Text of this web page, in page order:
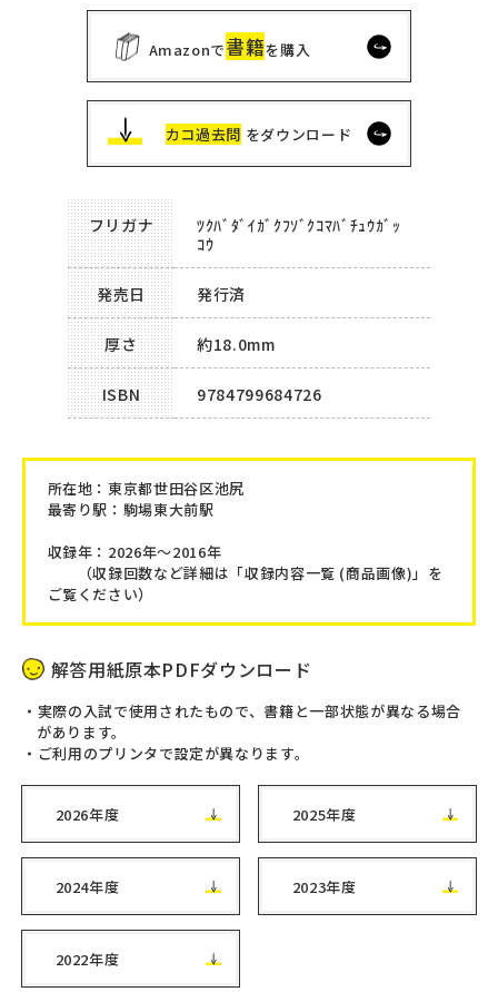
Amazonで書籍を購入
カコ過去問 をダウンロード
フリガナ
ﾂｸﾊﾞﾀﾞｲｶﾞｸﾌｿﾞｸｺﾏﾊﾞﾁｭｳｶﾞｯ
ｺｳ
発売日 発行済
厚さ 約18.0mm
ISBN 9784799684726
所在地：東京都世田谷区池尻
最寄り駅：駒場東大前駅
収録年：2026年～2016年
（収録回数など詳細は「収録内容一覧 (商品画像)」を
ご覧ください）
解答用紙原本PDFダウンロード
実際の入試で使用されたもので、書籍と一部状態が異なる場合
があります。
ご利用のプリンタで設定が異なります。
2026年度 2025年度
2024年度 2023年度
2022年度